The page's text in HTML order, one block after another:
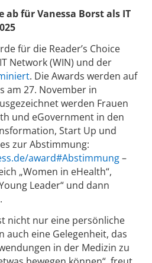
ab für Vanessa Borst als IT
für die Reader’s Choice
Network (WIN) und der
. Die Awards werden auf
am 27. November in
werden Frauen
und eGovernment in den
Start Up und
zur Abstimmung:
award#Abstimmung–
„Women in eHealth“,
Leader“ und dann
nicht nur eine persönliche
auch eine Gelegenheit, das
in der Medizin zu